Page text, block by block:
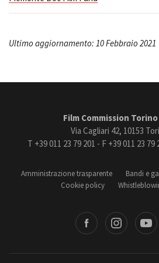
Ultimo aggiornamento: 10 Febbraio 2021
Film Commission
Via Cagliari 42, 10153
T +39 011 23 79 201 - F +39 011 23 79
Amministrazione trasparente Bandi e
Cookie policy
Vimeo